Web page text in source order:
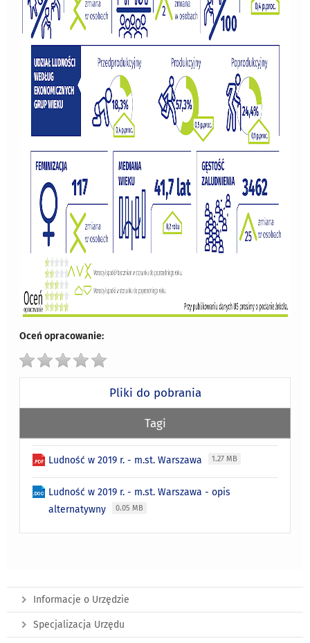
Oceń opracowanie:
Pliki do pobrania
Tagi
Ludność w 2019 r. - m.st. Warszawa 1.27 MB
Ludność w 2019 r. - m.st. Warszawa - opis
alternatywny
0.05 MB
Informacje o Urzędzie
Specjalizacja Urzędu